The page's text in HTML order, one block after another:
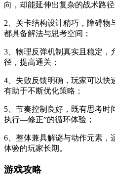
向，却能延伸出复杂的战术路径
2、关卡结构设计精巧，障碍物
都具备解法与思考空间；
3、物理反弹机制真实且稳定，
径，提高通关；
4、失败反馈明确，玩家可以快
有助于不断优化策略；
5、节奏控制良好，既有思考
执行—修正”的循环体验；
6、整体兼具解谜与动作元素，
体验的玩家长期。
游戏攻略